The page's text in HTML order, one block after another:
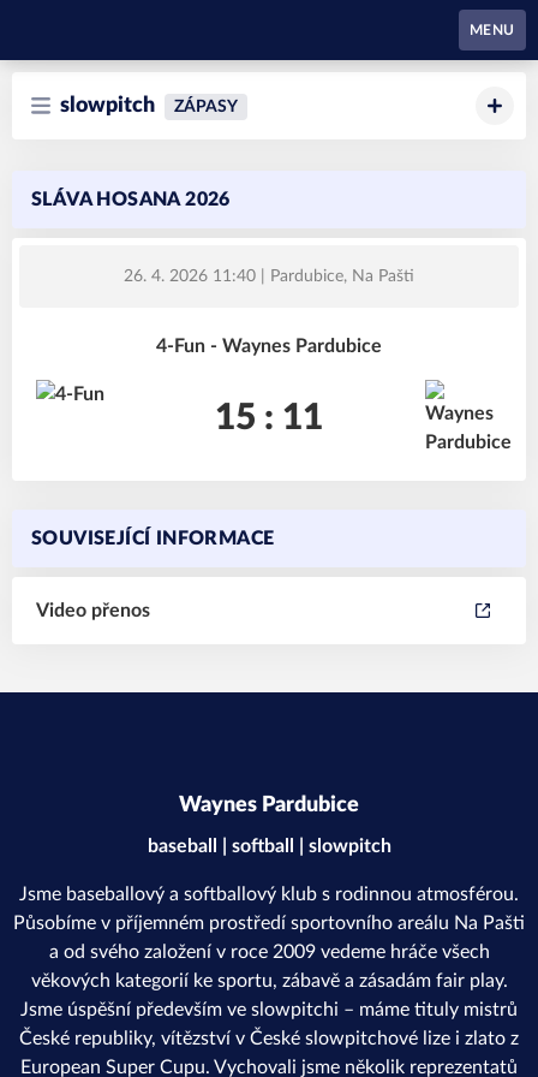
MENU
slowpitch ZÁPASY
SLÁVA HOSANA 2026
26. 4. 2026 11:40 | Pardubice, Na Pašti
4-Fun - Waynes Pardubice
15 : 11
SOUVISEJÍCÍ INFORMACE
Video přenos
Waynes Pardubice
baseball | softball | slowpitch
Jsme baseballový a softballový klub s rodinnou atmosférou.
Působíme v příjemném prostředí sportovního areálu Na Pašti
a od svého založení v roce 2009 vedeme hráče všech
věkových kategorií ke sportu, zábavě a zásadám fair play.
Jsme úspěšní především ve slowpitchi – máme tituly mistrů
České republiky, vítězství v České slowpitchové lize i zlato z
European Super Cupu. Vychovali jsme několik reprezentatů